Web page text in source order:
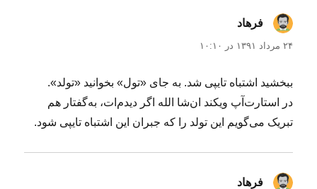
فرهاد
۲۴ مرداد ۱۳۹۱ در ۱۰:۱۰
ببخشید اشتباه تایپی شد. به جای «تول» بخوانید «تولد».
در استارت‌آپ ویکند ان‌شا الله اگر دیدم‌ات، به‌گفتار هم
تبریک می‌گویم این تولد را که جبران این اشتباه تایپی شود.
فرهاد